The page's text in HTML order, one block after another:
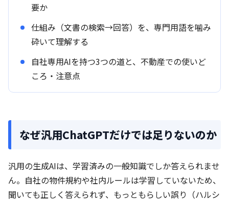
要か
仕組み（文書の検索→回答）を、専門用語を噛み
砕いて理解する
自社専用AIを持つ3つの道と、不動産での使いど
ころ・注意点
なぜ汎用ChatGPTだけでは足りないのか
汎用の生成AIは、学習済みの一般知識でしか答えられませ
ん。自社の物件規約や社内ルールは学習していないため、
聞いても正しく答えられず、もっともらしい誤り（ハルシ